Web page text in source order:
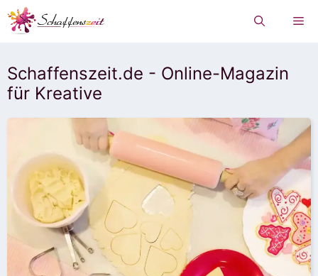
Zum
Inhalt
Schaffenszeit.de - Online-Magazin
für Kreative